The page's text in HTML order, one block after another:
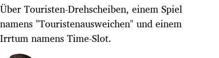
Untermenü
Über Touristen-Drehscheiben, einem Spiel
namens "Touristenausweichen" und einem
Irrtum namens Time-Slot.